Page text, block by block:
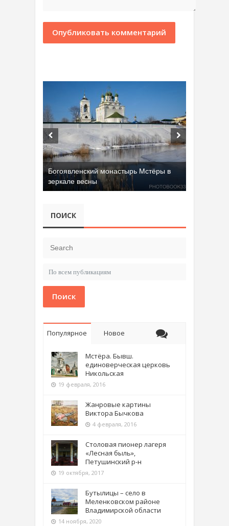
Богоявленский монастырь Мстёры в
зеркале весны
ПОИСК
Поиск
Популярное Новое
Мстёра. Бывш.
единоверческая церковь
Никольская
19 февраля, 2016
Жанровые картины
Виктора Бычкова
4 февраля, 2016
Столовая пионер лагеря
«Лесная быль»,
Петушинский р-н
19 октября, 2017
Бутылицы – село в
Меленковском районе
Владимирской области
14 ноября, 2020